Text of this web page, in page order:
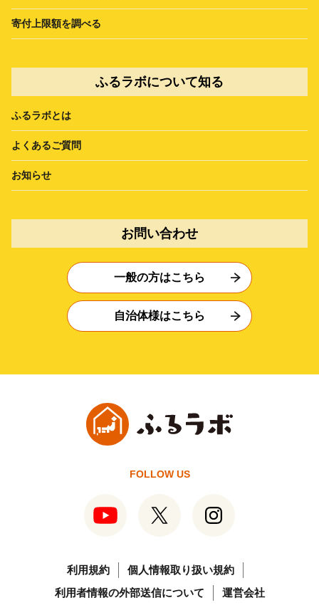
寄付上限額を調べる
ふるラボについて知る
ふるラボとは
よくあるご質問
お知らせ
お問い合わせ
一般の方はこちら
自治体様はこちら
FOLLOW US
利用規約
個人情報取り扱い規約
利用者情報の外部送信について
運営会社